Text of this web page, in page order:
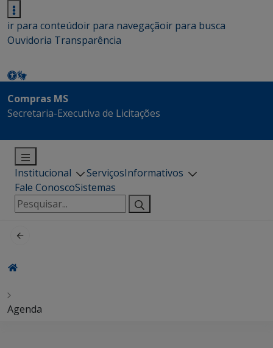
ir para conteúdoir para navegaçãoir para busca
Ouvidoria Transparência
Compras MS
Secretaria-Executiva de Licitações
Institucional ServiçosInformativos
Fale ConoscoSistemas
Pesquisar
por:
Agenda